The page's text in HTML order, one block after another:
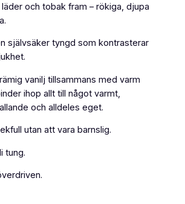
och tobak fram – rökiga, djupa
självsäker tyngd som kontrasterar
vanilj tillsammans med varm
ihop allt till något varmt,
och alldeles eget.
utan att vara barnslig.
tung.